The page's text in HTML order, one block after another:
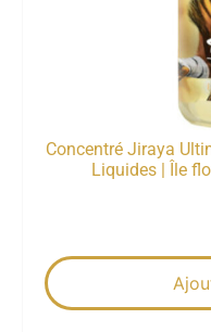
Concentré Jiraya
Liquides | Île